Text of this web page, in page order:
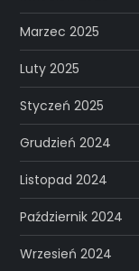
Marzec 2025
Luty 2025
Styczeń 2025
Grudzień 2024
Listopad 2024
Październik 2024
Wrzesień 2024